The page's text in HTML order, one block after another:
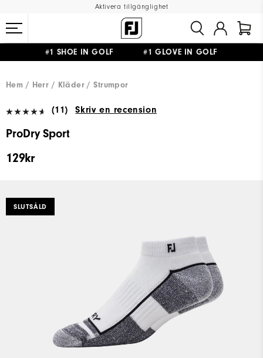
Aktivera tillgänglighet
#1 SHOE IN GOLF #1 GLOVE IN GOLF
Hem
Herr Kläder Strumpor
(11) Skriv en recension
ProDry Sport
129kr
SLUTSÅLD